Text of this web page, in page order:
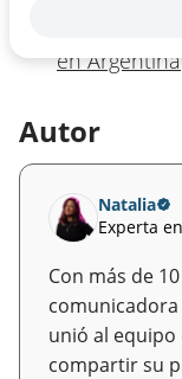
Jackpot de
en Argentina
Autor
Natalia
Experta
Con más de
comunicadora
unió al equipo
compartir su